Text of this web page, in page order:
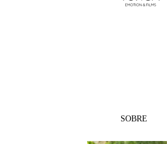
SOBRE